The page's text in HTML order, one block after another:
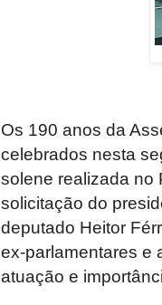
Os 190 anos da
celebrados nesta
solene realizada no
solicitação do
deputado Heitor
ex-parlamentares e
atuação e